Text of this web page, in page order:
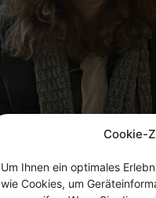
Cookie-
Um Ihnen ein optimales
wie Cookies, um